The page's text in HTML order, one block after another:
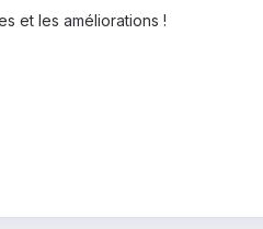
et les améliorations !